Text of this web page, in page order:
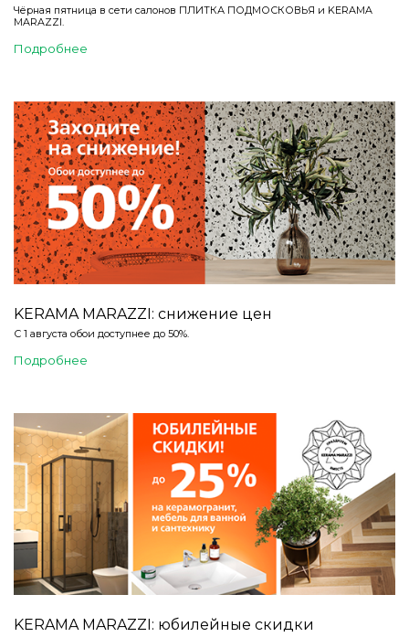
Чёрная пятница в сети салонов ПЛИТКА ПОДМОСКОВЬЯ и KERAMA
MARAZZI.
Подробнее
KERAMA MARAZZI: снижение цен
С 1 августа обои доступнее до 50%.
Подробнее
KERAMA MARAZZI: юбилейные скидки